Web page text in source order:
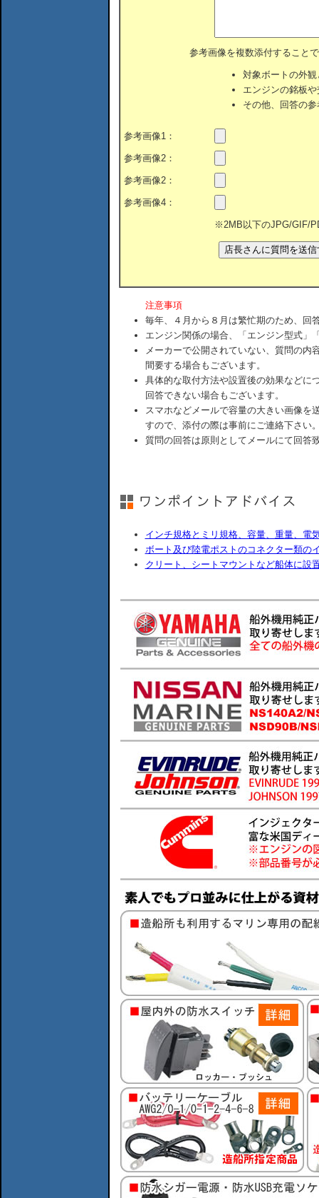
参考画像を複数添付すること
対象ボートの外
エンジンの銘板
その他、回答の
参考画像1：
参考画像2：
参考画像2：
参考画像4：
※2MB以下のJPG/GIF/
注意事項
毎年、４月から８月は繁忙期のため、回
エンジン関係の場合、「エンジン型式」
メーカーで公開されていない、質問の内
間要する場合もございます。
具体的な取付方法や設置後の効果などに
回答できない場合もございます。
スマホなどメールで容量の大きい画像を
すので、添付の際は事前にご連絡下さい
質問の回答は原則としてメールにて回答
インチ規格とミリ規格、容量、重量、電
ボート及び陸電ポストのコネクター類の
クリート、シートマウントなど船体に設